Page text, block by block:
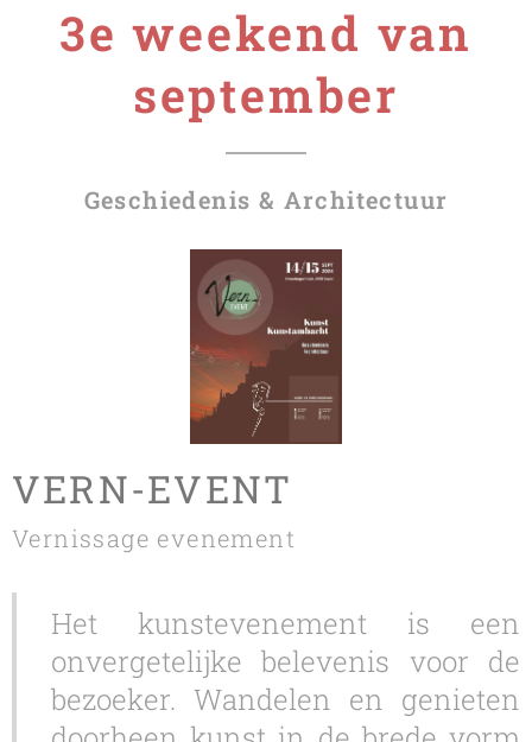
3e weekend van
september
Geschiedenis & Architectuur
VERN-EVENT
Vernissage evenement
Het kunstevenement is een
onvergetelijke belevenis voor de
bezoeker. Wandelen en genieten